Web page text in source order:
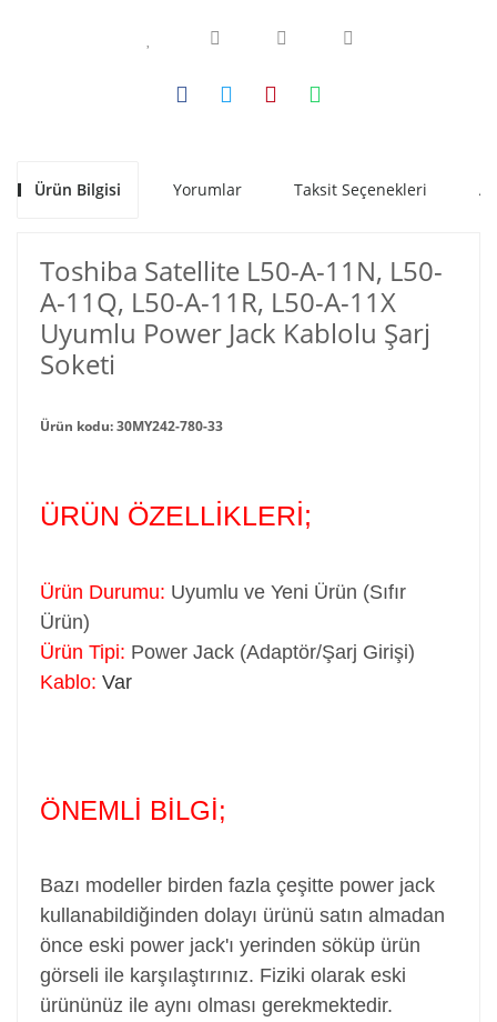
Ürün Bilgisi Yorumlar Taksit Seçenekleri
Toshiba Satellite L50-A-11N, L50-
A-11Q, L50-A-11R, L50-A-11X
Uyumlu Power Jack Kablolu Şarj
Soketi
Ürün kodu: 30MY242-780-33
ÜRÜN ÖZELLİKLERİ;
Ürün Durumu: Uyumlu ve Yeni Ürün (Sıfır
Ürün)
Ürün Tipi: Power Jack (Adaptör/Şarj Girişi)
Kablo: Var
ÖNEMLİ BİLGİ;
Bazı modeller birden fazla çeşitte power jack
kullanabildiğinden dolayı ürünü satın almadan
önce eski power jack'ı yerinden söküp ürün
görseli ile karşılaştırınız. Fiziki olarak eski
ürününüz ile aynı olması gerekmektedir.